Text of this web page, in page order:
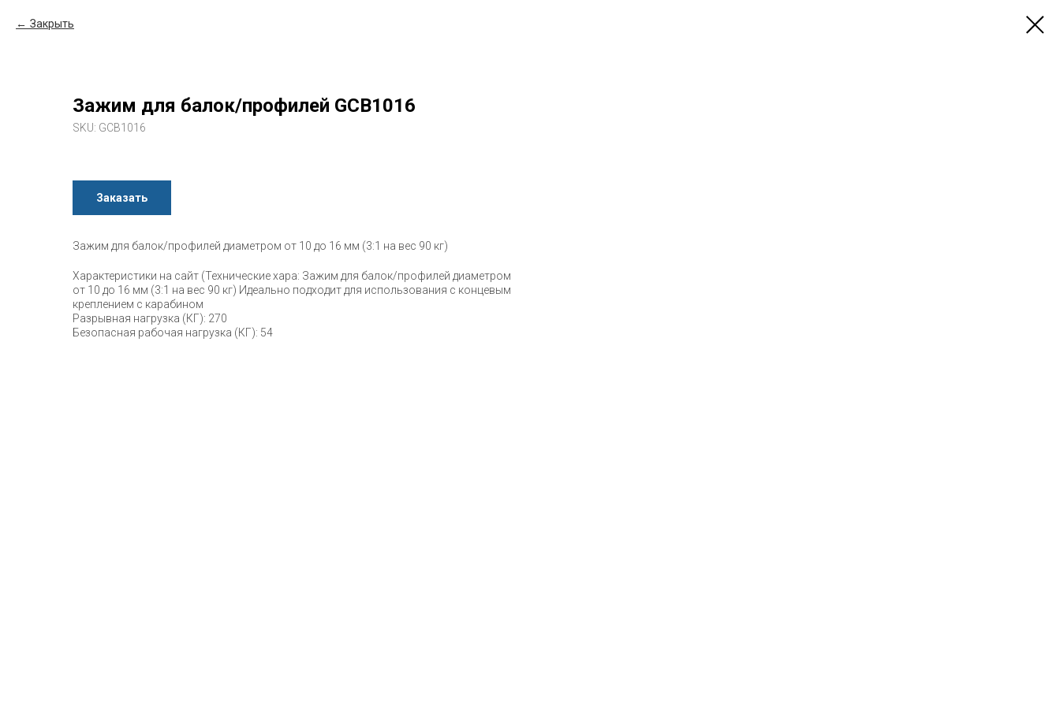
Закрыть
Зажим для балок/профилей GCB1016
SKU: GCB1016
Заказать
Зажим для балок/профилей диаметром от 10 до 16 мм (3:1 на вес 90 кг)
Характеристики на сайт (Технические хара: Зажим для балок/профилей диаметром
от 10 до 16 мм (3:1 на вес 90 кг) Идеально подходит для использования с концевым
креплением с карабином
Разрывная нагрузка (КГ): 270
Безопасная рабочая нагрузка (КГ): 54